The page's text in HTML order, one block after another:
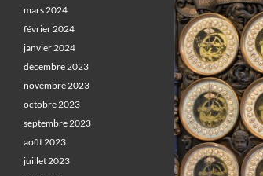
mars 2024
février 2024
janvier 2024
décembre 2023
novembre 2023
octobre 2023
septembre 2023
août 2023
juillet 2023